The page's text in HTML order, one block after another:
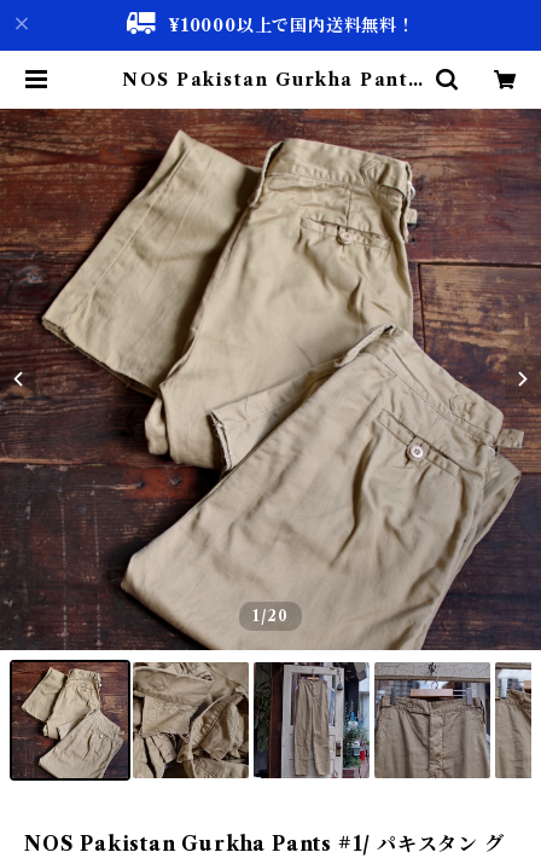
¥10000以上で国内送料無料！
NOS Pakistan Gurkha Pants
着屋 仙台 biscco【古着 & Vinta
ge 通販】
1/20
NOS Pakistan Gurkha Pants #1/ パキスタン グ